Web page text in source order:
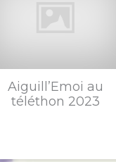
Aiguill’Emoi au
téléthon 2023